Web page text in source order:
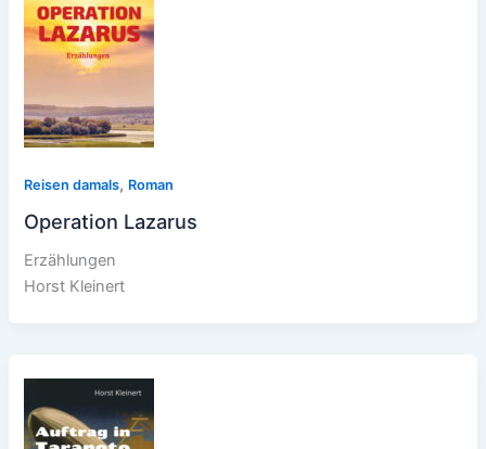
Reisen damals, Roman
Operation Lazarus
Erzählungen
Horst Kleinert